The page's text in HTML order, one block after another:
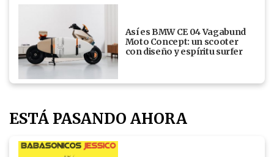
Así es BMW CE 04 Vagabund
Moto Concept: un scooter
con diseño y espíritu surfer
ESTÁ PASANDO AHORA